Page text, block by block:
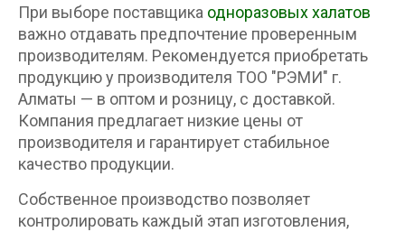
При выборе поставщика одноразовых халатов
важно отдавать предпочтение проверенным
производителям. Рекомендуется приобретать
продукцию у производителя ТОО "РЭМИ" г.
Алматы — в оптом и розницу, с доставкой.
Компания предлагает низкие цены от
производителя и гарантирует стабильное
качество продукции.
Собственное производство позволяет
контролировать каждый этап изготовления,